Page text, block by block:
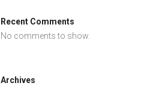
Recent Comments
No comments to show.
Archives